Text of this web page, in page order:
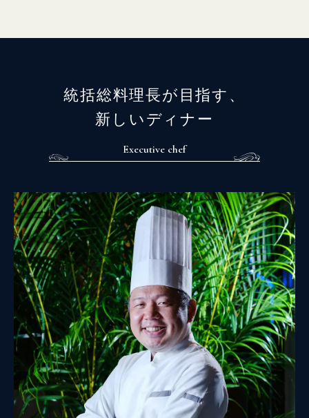
統括総料理長が目指す、
新しいディナー
Executive chef